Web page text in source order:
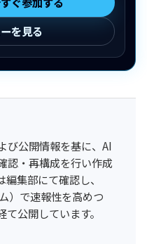
を見る
び公開情報を基に、AI
認・再構成を行い作成
集部にて確認し、
）で速報性を高めつ
公開しています。